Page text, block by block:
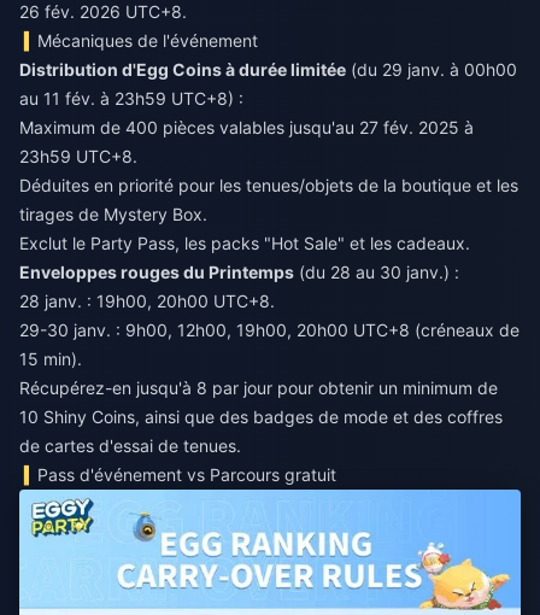
26 fév. 2026 UTC+8.
Mécaniques de l'événement
Distribution d'Egg Coins à durée limitée (du 29 janv. à 00h00
au 11 fév. à 23h59 UTC+8) :
Maximum de 400 pièces valables jusqu'au 27 fév. 2025 à
23h59 UTC+8.
Déduites en priorité pour les tenues/objets de la boutique et les
tirages de Mystery Box.
Exclut le Party Pass, les packs "Hot Sale" et les cadeaux.
Enveloppes rouges du Printemps (du 28 au 30 janv.) :
28 janv. : 19h00, 20h00 UTC+8.
29-30 janv. : 9h00, 12h00, 19h00, 20h00 UTC+8 (créneaux de
15 min).
Récupérez-en jusqu'à 8 par jour pour obtenir un minimum de
10 Shiny Coins, ainsi que des badges de mode et des coffres
de cartes d'essai de tenues.
Pass d'événement vs Parcours gratuit